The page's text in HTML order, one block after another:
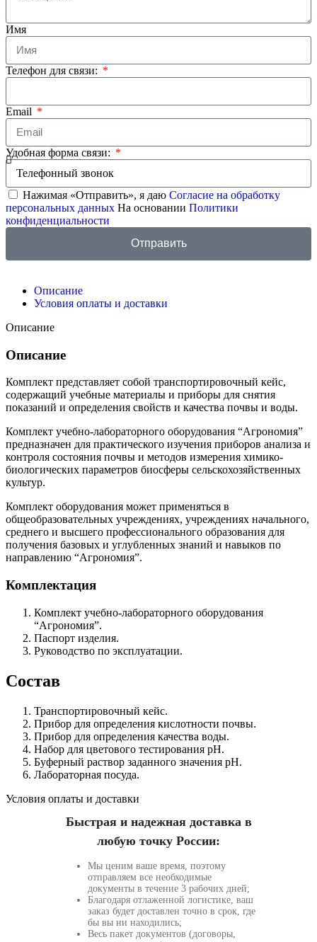
Имя
Телефон для связи:
Email
Удобная форма связи:
Нажимая «Отправить», я даю Согласие на обработку
персональных данных На основании Политики
конфиденциальности
Отправить
Описание
Условия оплаты и доставки
Описание
Описание
Комплект представляет собой транспортировочный кейс,
содержащий учебные материалы и приборы для снятия
показаний и определения свойств и качества почвы и воды.
Комплект учебно-лабораторного оборудования “Агрономия”
предназначен для практического изучения приборов анализа и
контроля состояния почвы и методов измерения химико-
биологических параметров биосферы сельскохозяйственных
культур.
Комплект оборудования может применяться в
общеобразовательных учреждениях, учреждениях начального,
среднего и высшего профессионального образования для
получения базовых и углубленных знаний и навыков по
направлению “Агрономия”.
Комплектация
Комплект учебно-лабораторного оборудования
“Агрономия”.
Паспорт изделия.
Руководство по эксплуатации.
Состав
Транспортировочный кейс.
Прибор для определения кислотности почвы.
Прибор для определения качества воды.
Набор для цветового тестирования pH.
Буферный раствор заданного значения pH.
Лабораторная посуда.
Условия оплаты и доставки
Быстрая и надежная доставка в
любую точку России:
Мы ценим ваше время, поэтому
отправляем все необходимые
документы в течение 3 рабочих дней;
Благодаря отлаженной логистике, ваш
заказ будет доставлен точно в срок, где
бы вы ни находились;
Весь пакет документов (договоры,